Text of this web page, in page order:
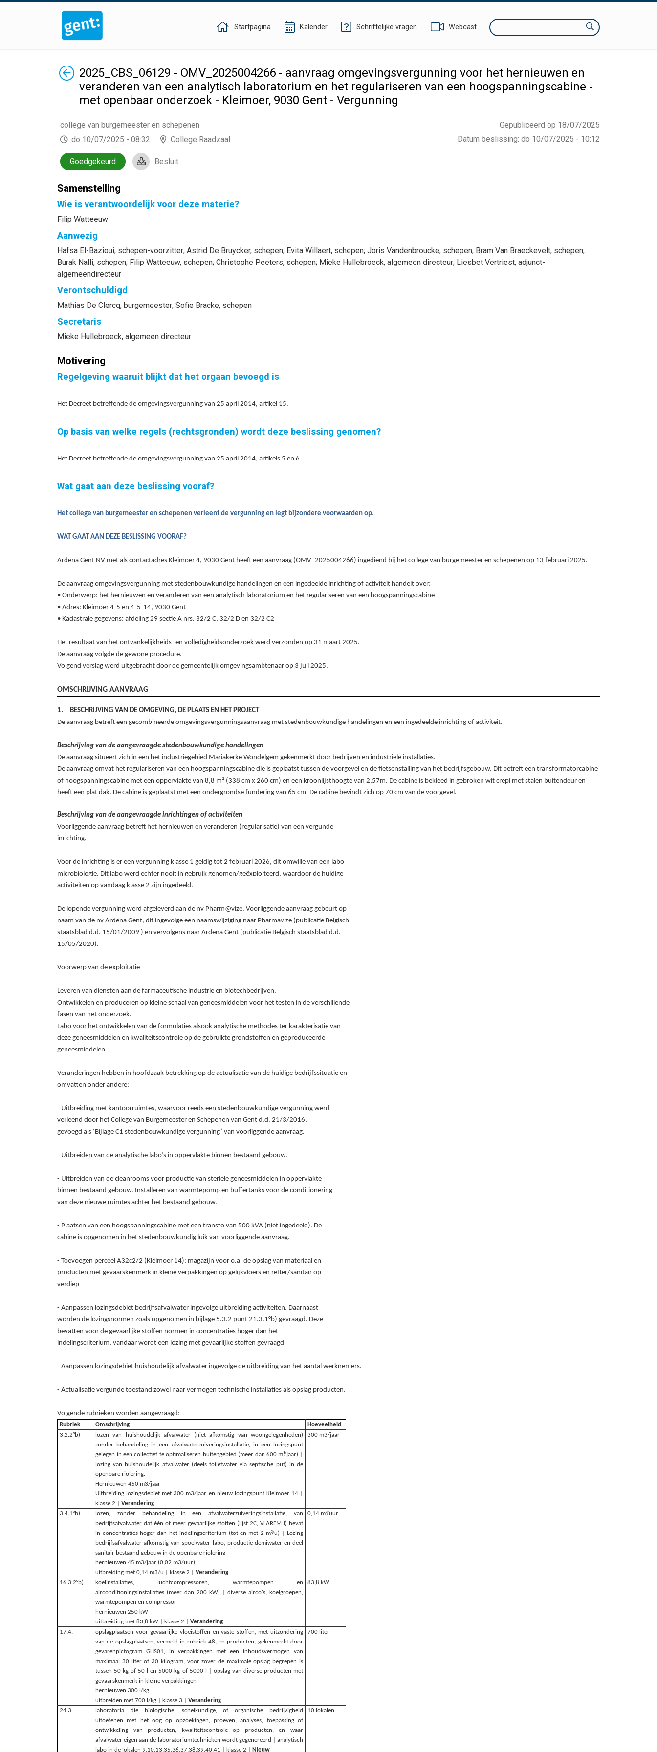
Startpagina Kalender Schriftelijke vragen Webcast Zoeken
Terug2025_CBS_06129 - OMV_2025004266 - aanvraag omgevingsvergunning voor het hernieuwen en
veranderen van een analytisch laboratorium en het regulariseren van een hoogspanningscabine -
met openbaar onderzoek - Kleimoer, 9030 Gent - Vergunning
Gepubliceerd op 18/07/2025
Datum beslissing: do 10/07/2025 - 10:12
college van burgemeester en schepenen
do 10/07/2025 - 08:32
College Raadzaal
Goedgekeurd Besluit
Samenstelling
Wie is verantwoordelijk voor deze materie?
Filip Watteeuw
Aanwezig
Hafsa El-Bazioui, schepen-voorzitter; Astrid De Bruycker, schepen; Evita Willaert, schepen; Joris Vandenbroucke, schepen; Bram Van Braeckevelt, schepen;
Burak Nalli, schepen; Filip Watteeuw, schepen; Christophe Peeters, schepen; Mieke Hullebroeck, algemeen directeur; Liesbet Vertriest, adjunct-
algemeendirecteur
Verontschuldigd
Mathias De Clercq, burgemeester; Sofie Bracke, schepen
Secretaris
Mieke Hullebroeck, algemeen directeur
Motivering
Regelgeving waaruit blijkt dat het orgaan bevoegd is
Het Decreet betreffende de omgevingsvergunning van 25 april 2014, artikel 15.
Op basis van welke regels (rechtsgronden) wordt deze beslissing genomen?
Het Decreet betreffende de omgevingsvergunning van 25 april 2014, artikels 5 en 6.
Wat gaat aan deze beslissing vooraf?
Het college van burgemeester en schepenen verleent de vergunning en legt bijzondere voorwaarden op.
WAT GAAT AAN DEZE BESLISSING VOORAF?
Ardena Gent NV met als contactadres Kleimoer 4, 9030 Gent heeft een aanvraag (OMV_2025004266) ingediend bij het college van burgemeester en schepenen op 13 februari 2025.
De aanvraag omgevingsvergunning met stedenbouwkundige handelingen en een ingedeelde inrichting of activiteit handelt over:
• Onderwerp: het hernieuwen en veranderen van een analytisch laboratorium en het regulariseren van een hoogspanningscabine
• Adres: Kleimoer 4-5 en 4-5-14, 9030 Gent
• Kadastrale gegevens: afdeling 29 sectie A nrs. 32/2 C, 32/2 D en 32/2 C2
Het resultaat van het ontvankelijkheids- en volledigheidsonderzoek werd verzonden op 31 maart 2025.
De aanvraag volgde de gewone procedure.
Volgend verslag werd uitgebracht door de gemeentelijk omgevingsambtenaar op 3 juli 2025.
OMSCHRIJVING AANVRAAG
1.
BESCHRIJVING VAN DE OMGEVING, DE PLAATS EN HET PROJECT
De aanvraag betreft een gecombineerde omgevingsvergunningsaanvraag met stedenbouwkundige handelingen en een ingedeelde inrichting of activiteit.
Beschrijving van de aangevraagde stedenbouwkundige handelingen
De aanvraag situeert zich in een het industriegebied Mariakerke Wondelgem gekenmerkt door bedrijven en industriële installaties.
De aanvraag omvat het regulariseren van een hoogspanningscabine die is geplaatst tussen de voorgevel en de fietsenstalling van het bedrijfsgebouw. Dit betreft een transformatorcabine
of hoogspanningscabine met een oppervlakte van 8,8 m² (338 cm x 260 cm) en een kroonlijsthoogte van 2,57m. De cabine is bekleed in gebroken wit crepi met stalen buitendeur en
heeft een plat dak. De cabine is geplaatst met een ondergrondse fundering van 65 cm. De cabine bevindt zich op 70 cm van de voorgevel.
Beschrijving van de aangevraagde inrichtingen of activiteiten
Voorliggende aanvraag betreft het hernieuwen en veranderen (regularisatie) van een vergunde
inrichting.
Voor de inrichting is er een vergunning klasse 1 geldig tot 2 februari 2026, dit omwille van een labo
microbiologie. Dit labo werd echter nooit in gebruik genomen/geëxploiteerd, waardoor de huidige
activiteiten op vandaag klasse 2 zijn ingedeeld.
De lopende vergunning werd afgeleverd aan de nv Pharm@vize. Voorliggende aanvraag gebeurt op
naam van de nv Ardena Gent, dit ingevolge een naamswijziging naar Pharmavize (publicatie Belgisch
staatsblad d.d. 15/01/2009 ) en vervolgens naar Ardena Gent (publicatie Belgisch staatsblad d.d.
15/05/2020).
Voorwerp van de exploitatie
Leveren van diensten aan de farmaceutische industrie en biotechbedrijven.
Ontwikkelen en produceren op kleine schaal van geneesmiddelen voor het testen in de verschillende
fasen van het onderzoek.
Labo voor het ontwikkelen van de formulaties alsook analytische methodes ter karakterisatie van
deze geneesmiddelen en kwaliteitscontrole op de gebruikte grondstoffen en geproduceerde
geneesmiddelen.
Veranderingen hebben in hoofdzaak betrekking op de actualisatie van de huidige bedrijfssituatie en
omvatten onder andere:
- Uitbreiding met kantoorruimtes, waarvoor reeds een stedenbouwkundige vergunning werd
verleend door het College van Burgemeester en Schepenen van Gent d.d. 21/3/2016,
gevoegd als ‘Bijlage C1 stedenbouwkundige vergunning’ van voorliggende aanvraag.
- Uitbreiden van de analytische labo’s in oppervlakte binnen bestaand gebouw.
- Uitbreiden van de cleanrooms voor productie van steriele geneesmiddelen in oppervlakte
binnen bestaand gebouw. Installeren van warmtepomp en buffertanks voor de conditionering
van deze nieuwe ruimtes achter het bestaand gebouw.
- Plaatsen van een hoogspanningscabine met een transfo van 500 kVA (niet ingedeeld). De
cabine is opgenomen in het stedenbouwkundig luik van voorliggende aanvraag.
- Toevoegen perceel A32c2/2 (Kleimoer 14): magazijn voor o.a. de opslag van materiaal en
producten met gevaarskenmerk in kleine verpakkingen op gelijkvloers en refter/sanitair op
verdiep
- Aanpassen lozingsdebiet bedrijfsafvalwater ingevolge uitbreiding activiteiten. Daarnaast
worden de lozingsnormen zoals opgenomen in bijlage 5.3.2 punt 21.3.1°b) gevraagd. Deze
bevatten voor de gevaarlijke stoffen normen in concentraties hoger dan het
indelingscriterium, vandaar wordt een lozing met gevaarlijke stoffen gevraagd.
- Aanpassen lozingsdebiet huishoudelijk afvalwater ingevolge de uitbreiding van het aantal werknemers.
- Actualisatie vergunde toestand zowel naar vermogen technische installaties als opslag producten.
Volgende rubrieken worden aangevraagd:
Rubriek Omschrijving
Hoeveelheid
3.2.2°b)
lozen van huishoudelijk afvalwater (niet afkomstig van woongelegenheden)
zonder behandeling in een afvalwaterzuiveringsinstallatie, in een lozingspunt
gelegen in een collectief te optimaliseren buitengebied (meer dan 600 m³/jaar) |
lozing van huishoudelijk afvalwater (deels toiletwater via septische put) in de
openbare riolering.
Hernieuwen 450 m3/jaar
Uitbreiding lozingsdebiet met 300 m3/jaar en nieuw lozingspunt Kleimoer 14 |
klasse 2 |Verandering
300 m3/jaar
3.4.1°b)
lozen, zonder behandeling in een afvalwaterzuiveringsinstallatie, van
bedrijfsafvalwater dat één of meer gevaarlijke stoffen (lijst 2C, VLAREM I) bevat
in concentraties hoger dan het indelingscriterium (tot en met 2 m³/u) | Lozing
bedrijfsafvalwater afkomstig van spoelwater labo, productie demiwater en deel
sanitair bestaand gebouw in de openbare riolering
hernieuwen 45 m3/jaar (0,02 m3/uur)
uitbreiding met 0,14 m3/u | klasse 2 |Verandering
0,14 m³/uur
16.3.2°b)
koelinstallaties, luchtcompressoren, warmtepompen en
airconditioningsinstallaties (meer dan 200 kW) | diverse airco's, koelgroepen,
warmtepompen en compressor
hernieuwen 250 kW
uitbreiding met 83,8 kW | klasse 2 |Verandering
83,8 kW
17.4.
opslagplaatsen voor gevaarlijke vloeistoffen en vaste stoffen, met uitzondering
van de opslagplaatsen, vermeld in rubriek 48, en producten, gekenmerkt door
gevarenpictogram GHS01, in verpakkingen met een inhoudsvermogen van
maximaal 30 liter of 30 kilogram, voor zover de maximale opslag begrepen is
tussen 50 kg of 50 l en 5000 kg of 5000 l | opslag van diverse producten met
gevaarskenmerk in kleine verpakkingen
hernieuwen 300 l/kg
uitbreiden met 700 l/kg | klasse 3 |Verandering
700 liter
24.3.
laboratoria die biologische, scheikundige, of organische bedrijvigheid
uitoefenen met het oog op opzoekingen, proeven, analyses, toepassing of
ontwikkeling van producten, kwaliteitscontrole op producten, en waar
afvalwater eigen aan de laboratoriumtechnieken wordt gegenereerd | analytisch
labo in de lokalen 9,10,13,35,36,37,38,39,40,41 | klasse 2 |
Nieuw
10 lokalen